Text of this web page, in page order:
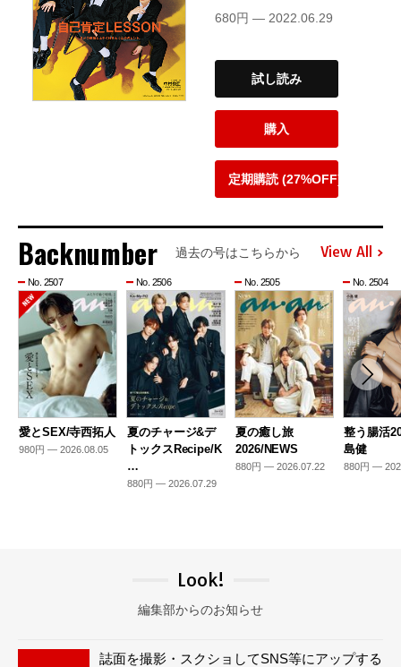
680円 — 2022.06.29
試し読み
購入
定期購読 (27%OFF)
Backnumber 過去の号はこちらから View All
No. 2507
愛とSEX/寺西拓人
980円 — 2026.08.05
No. 2506
夏のチャージ&デ
トックスRecipe/K
…
880円 — 2026.07.29
No. 2505
夏の癒し旅
2026/NEWS
880円 — 2026.07.22
No. 2504
整う腸活
島健
880円 —
Look!
編集部からのお知らせ
誌面を撮影・スクショしてSNS等にアップする